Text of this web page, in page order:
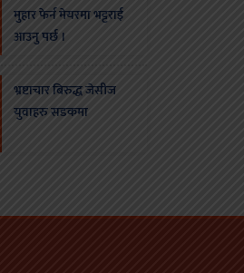
मुहार फेर्न मेयरमा भट्टराई
आउनु पर्छ ।
भ्रष्टाचार बिरुद्ध जेसीज
युवाहरु सडकमा